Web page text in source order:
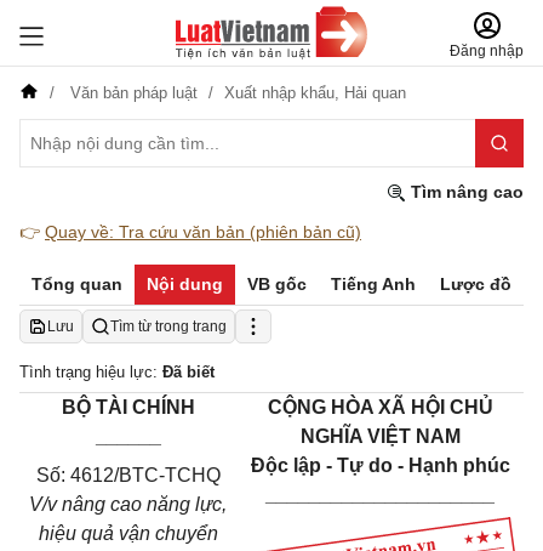
Đăng nhập
Văn bản pháp luật Xuất nhập khẩu, Hải quan
Tìm nâng cao
👉 Quay về: Tra cứu văn bản (phiên bản cũ)
Tổng quan Nội dung VB gốc Tiếng Anh Lược đồ
Lưu Tìm từ trong trang
Tình trạng hiệu lực: Đã biết
BỘ TÀI CHÍNH
Số: 4612/BTC-TCHQ
V/v nâng cao năng lực,
hiệu quả vận chuyển
CỘNG HÒA XÃ HỘI CHỦ
NGHĨA VIỆT NAM
Độc lập - Tự do - Hạnh phúc